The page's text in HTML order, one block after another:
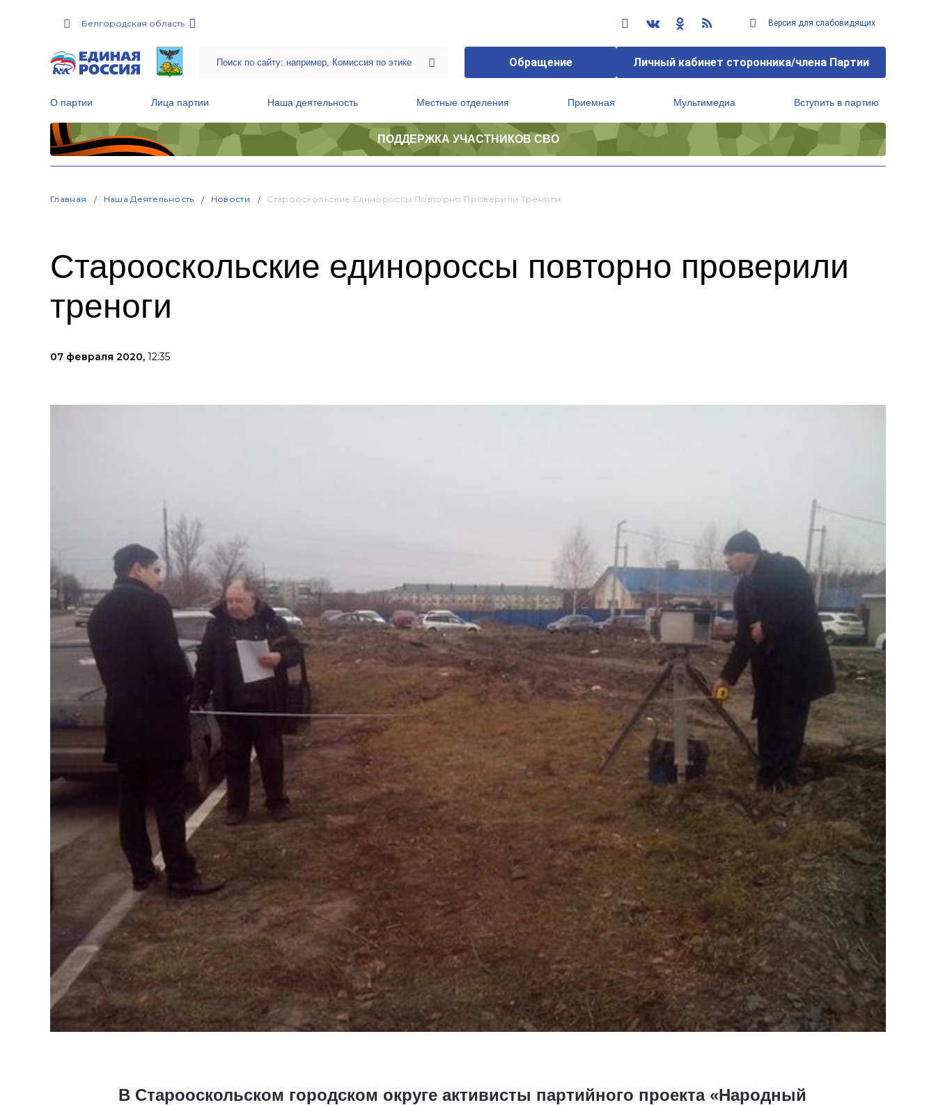
Белгородская область Версия для слабовидящих
Обращение Личный кабинет сторонника/члена Партии
О партии Лица партии Наша деятельность Местные отделения Приемная Мультимедиа Вступить в партию
ПОДДЕРЖКА УЧАСТНИКОВ СВО
Главная Наша Деятельность Новости Старооскольские Единороссы Повторно Проверили Треноги
Старооскольские единороссы повторно проверили
треноги
07 февраля 2020, 12:35
В Старооскольском городском округе активисты партийного проекта «Народный